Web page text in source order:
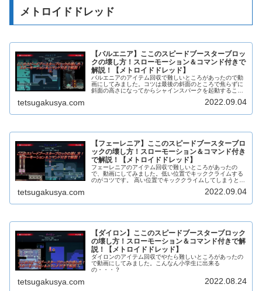
メトロイドドレッド
【バルエニア】ここのスピードブースターブロッ
クの壊し方！スローモーション＆コマンド付きで
解説！【メトロイドドレッド】
バルエニアのアイテム回収で難しいところがあったので動
画にしてみました。コツは最後の斜面のところで焦らずに
斜面の高さになってからシャインスパークを起動すること
tetsugakusya.com 2022.09.04
【フェーレニア】ここのスピードブースターブロ
ックの壊し方！スローモーション＆コマンド付き
で解説！【メトロイドドレッド】
フェーレニアのアイテム回収で難しいところがあったの
で、動画にしてみました。低い位置でキッククライムする
のがコツです。 高い位置でキッククライムしてしまうと、
tetsugakusya.com 2022.09.04
【ダイロン】ここのスピードブースターブロック
の壊し方！スローモーション＆コマンド付きで解
説！【メトロイドドレッド】
ダイロンのアイテム回収でやたら難しいところがあったの
で動画にしてみました。こんなん小学生に出来る
の・・・？
tetsugakusya.com 2022.08.24